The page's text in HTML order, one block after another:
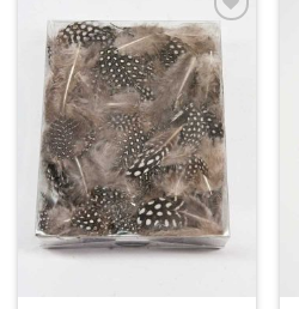
Toevoegen
aan
wenslijst